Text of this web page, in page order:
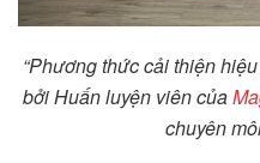
“Phương thức cải thiện
bởi Huấn luyện viên của
chuyên